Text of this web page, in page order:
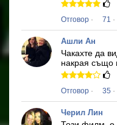
Отговор · 71 ·
Ашли Ан
Чакахте да
накрая също
Отговор · 35 ·
Черил Лин